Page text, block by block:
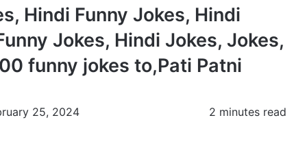
Hindi Funny Jokes, Hindi
Jokes, Hindi Jokes, Jokes,
funny jokes to,Pati Patni
25, 2024 2 minutes read